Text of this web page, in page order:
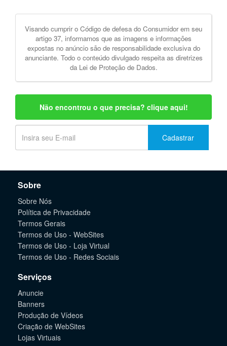
Visando cumprir o Código de defesa do Consumidor em seu
artigo 37, informamos que as imagens e informações
expostas no anúncio são de responsabilidade exclusiva do
anunciante. Todo o conteúdo divulgado respeita as diretrizes
da Lei de Proteção de Dados.
Não encontrou o que precisa? clique aqui!
Cadastrar
Sobre
Sobre Nós
Política de Privacidade
Termos Gerais
Termos de Uso - WebSites
Termos de Uso - Loja Virtual
Termos de Uso - Redes Sociais
Serviços
Anuncie
Banners
Produção de Vídeos
Criação de WebSites
Lojas Virtuais